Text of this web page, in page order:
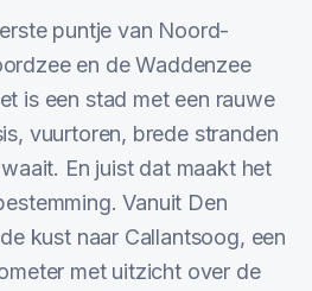
puntje van Noord-
en de Waddenzee
is een stad met een rauwe
vuurtoren, brede stranden
En juist dat maakt het
Vanuit Den
kust naar Callantsoog, een
met uitzicht over de